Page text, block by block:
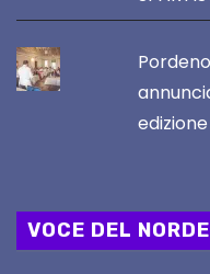
VOCE DEL